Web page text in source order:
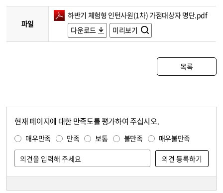
파일
하반기 체험형 인턴사원(1차) 가점대상자 명단.pdf
다운로드
미리보기
목록
현재 페이지에 대한 만족도를 평가하여 주십시오.
매우만족 만족 보통 불만족 매우불만족